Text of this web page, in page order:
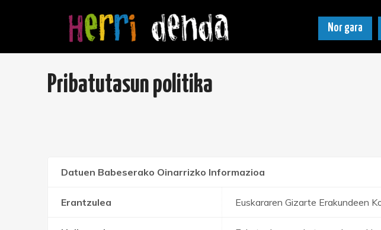
Nor gara
Pribatutasun politika
Datuen Babeserako Oinarrizko Informazioa
Erantzulea Euskararen Gizarte Erakundeen